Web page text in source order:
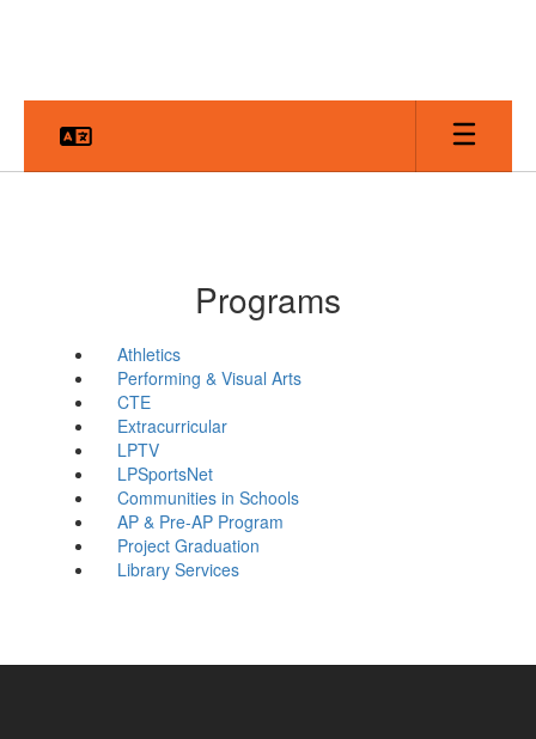
Programs
Athletics
Performing & Visual Arts
CTE
Extracurricular
LPTV
LPSportsNet
Communities in Schools
AP & Pre-AP Program
Project Graduation
Library Services